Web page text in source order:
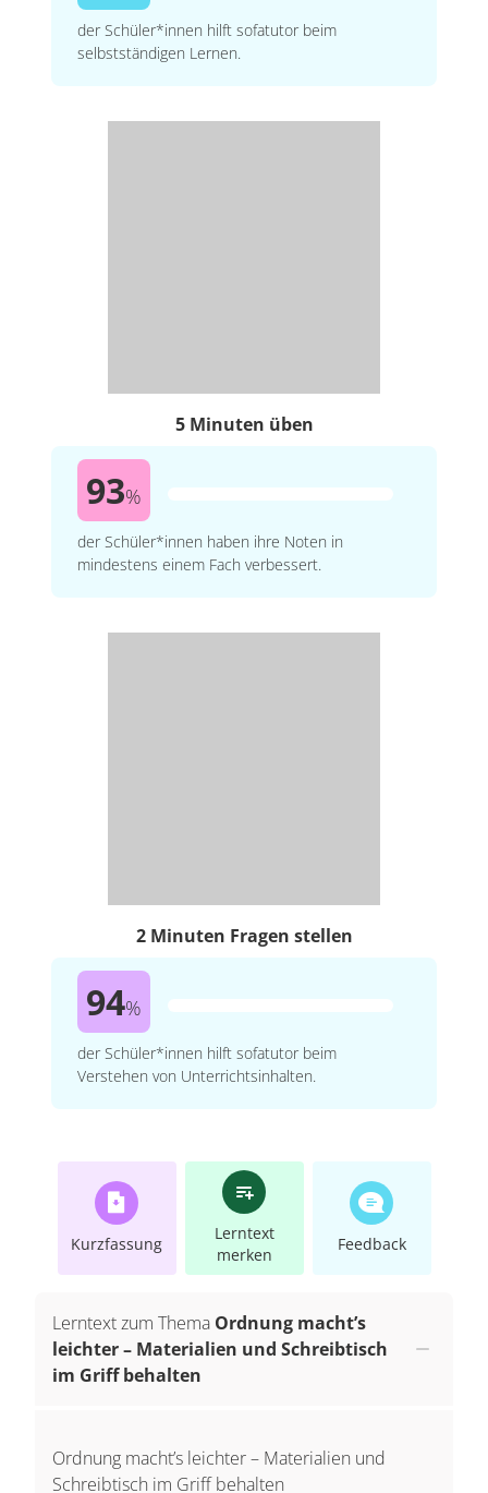
der Schüler*innen hilft sofatutor beim
selbstständigen Lernen.
5 Minuten üben
93%
der Schüler*innen haben ihre Noten in
mindestens einem Fach verbessert.
2 Minuten Fragen stellen
94%
der Schüler*innen hilft sofatutor beim
Verstehen von Unterrichtsinhalten.
Kurzfassung
Lerntext
merken
Feedback
Lerntext zum Thema Ordnung macht’s
leichter – Materialien und Schreibtisch
im Griff behalten
Ordnung macht’s leichter – Materialien und
Schreibtisch im Griff behalten